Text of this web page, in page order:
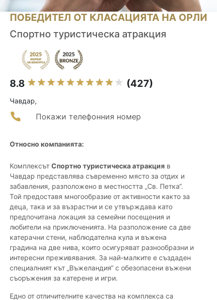
ПОБЕДИТЕЛ ОТ КЛАСАЦИЯТА НА ОРЛИ
Спортно туристическа атракция
8.8 (427)
Чавдар,
Покажи телефонния номер
Относно компанията:
Комплексът Спортно туристическа атракция в
Чавдар представлява съвременно място за отдих и
забавления, разположено в местността „Св. Петка“.
Той предоставя многообразие от активности както за
деца, така и за възрастни и се утвърждава като
предпочитана локация за семейни посещения и
любители на приключенията. На разположение са две
катерачни стени, наблюдателна кула и въжена
градина на две нива, които осигуряват разнообразни и
интересни преживявания. За най-малките е създаден
специалният кът „Въжеландия“ с обезопасени въжени
съоръжения за катерене и игри.
Едно от отличителните качества на комплекса са